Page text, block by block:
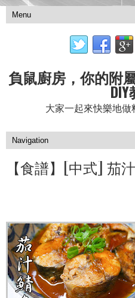
負鼠廚房，你的附
大家一起來快樂地做
【食譜】[中式] 茄